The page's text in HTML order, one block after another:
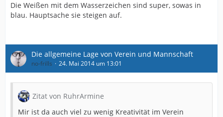
Die Weißen mit dem Wasserzeichen sind super, sowas in
blau. Hauptsache sie steigen auf.
Die allgemeine Lage von Verein und Mannschaft
no-frills 24. Mai 2014 um 13:01
Zitat von RuhrArmine
Mir ist da auch viel zu wenig Kreativität im Verein